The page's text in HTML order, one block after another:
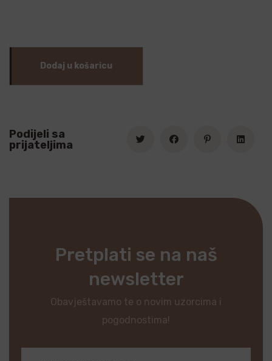
Dodaj u košaricu
Podijeli sa
prijateljima
Pretplati se na naš
newsletter
Obavještavamo te o novim uzorcima i
pogodnostima!